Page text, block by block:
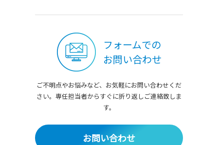
フォームでの
お問い合わせ
ご不明点やお悩みなど、お気軽にお問い合わせくだ
さい。 専任担当者からすぐに折り返しご連絡致しま
す。
お問い合わせ